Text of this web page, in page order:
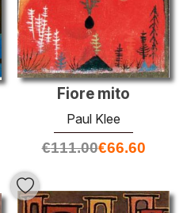
Fiore mito
Paul Klee
€111.00€66.60